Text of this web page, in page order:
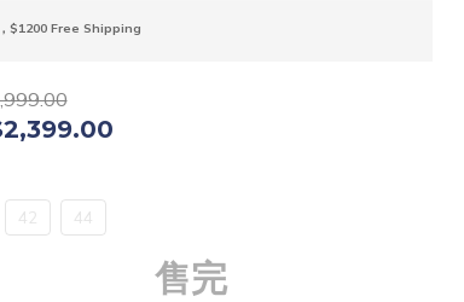
$1200 Free Shipping
42 44
售完